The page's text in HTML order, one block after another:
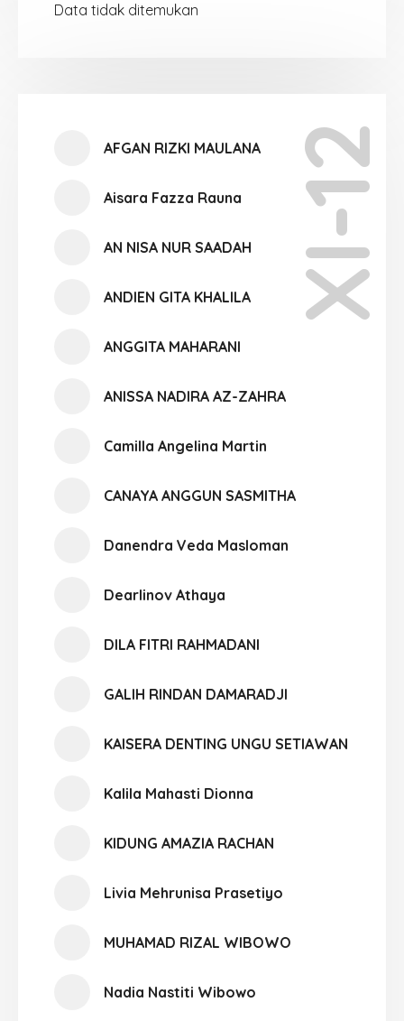
Data tidak ditemukan
XI-12
AFGAN RIZKI MAULANA
Aisara Fazza Rauna
AN NISA NUR SAADAH
ANDIEN GITA KHALILA
ANGGITA MAHARANI
ANISSA NADIRA AZ-ZAHRA
Camilla Angelina Martin
CANAYA ANGGUN SASMITHA
Danendra Veda Masloman
Dearlinov Athaya
DILA FITRI RAHMADANI
GALIH RINDAN DAMARADJI
KAISERA DENTING UNGU SETIAWAN
Kalila Mahasti Dionna
KIDUNG AMAZIA RACHAN
Livia Mehrunisa Prasetiyo
MUHAMAD RIZAL WIBOWO
Nadia Nastiti Wibowo